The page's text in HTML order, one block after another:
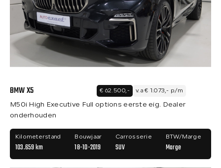
BMW X5 € 62.500,- v.a € 1.073,- p/m
M50i High Executive Full options eerste eig. Dealer
onderhouden
Kilometerstand
103.659 km
Bouwjaar
18-10-2019
Carrosserie
SUV
BTW/Marge
Marge